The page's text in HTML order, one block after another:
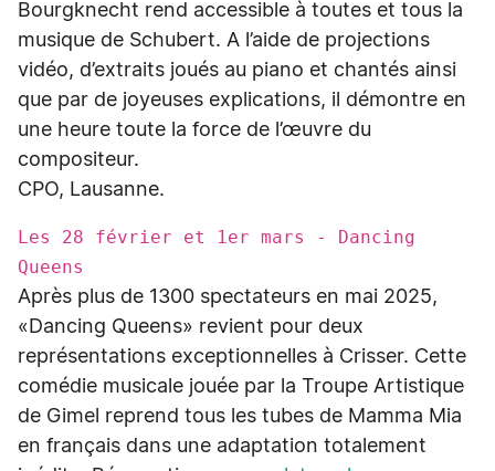
Bourgknecht rend accessible à toutes et tous la
musique de Schubert. A l’aide de projections
vidéo, d’extraits joués au piano et chantés ainsi
que par de joyeuses explications, il démontre en
une heure toute la force de l’œuvre du
compositeur.
CPO, Lausanne.
Les 28 février et 1er mars - Dancing
Queens
Après plus de 1300 spectateurs en mai 2025,
«Dancing Queens» revient pour deux
représentations exceptionnelles à Crisser. Cette
comédie musicale jouée par la Troupe Artistique
de Gimel reprend tous les tubes de Mamma Mia
en français dans une adaptation totalement